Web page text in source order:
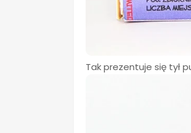
Tak prezentuje się tył